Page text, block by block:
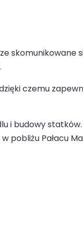
skomunikowane
czemu
i budowy
pobliżu Pałacu